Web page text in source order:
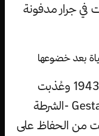
في جرار مدفونة
بعد خضوعها
اعتُقلت بعدها (سندلر) في نهاية عام 1943 وعُذبت
بقسوة كبيرة من قبل الغيستابو Gestapo -الشرطة
من الحفاظ على